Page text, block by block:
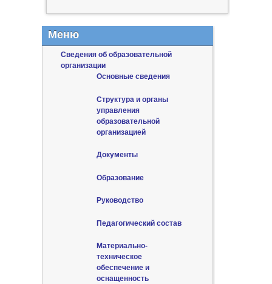
Меню
Сведения об образовательной
организации
Основные сведения
Структура и органы
управления
образовательной
организацией
Документы
Образование
Руководство
Педагогический состав
Материально-
техническое
обеспечение и
оснащенность